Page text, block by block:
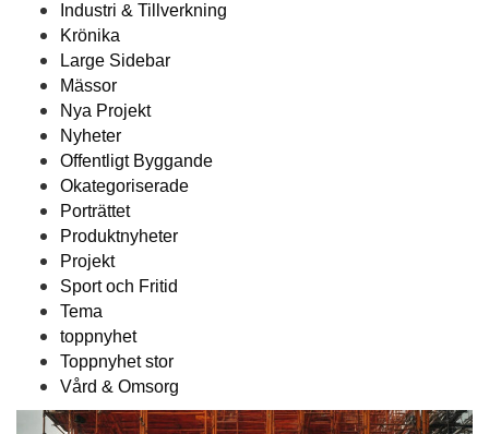
Industri & Tillverkning
Krönika
Large Sidebar
Mässor
Nya Projekt
Nyheter
Offentligt Byggande
Okategoriserade
Porträttet
Produktnyheter
Projekt
Sport och Fritid
Tema
toppnyhet
Toppnyhet stor
Vård & Omsorg